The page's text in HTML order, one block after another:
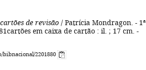
de revisão / Patrícia Mondragon. - 1ª
em caixa de cartão : il. ; 17 cm. -
2201880